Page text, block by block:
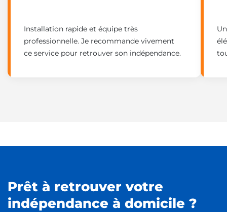
Installation rapide et équipe très
professionnelle. Je recommande vivement
ce service pour retrouver son indépendance.
Prêt à retrouver votre
indépendance à domicile ?